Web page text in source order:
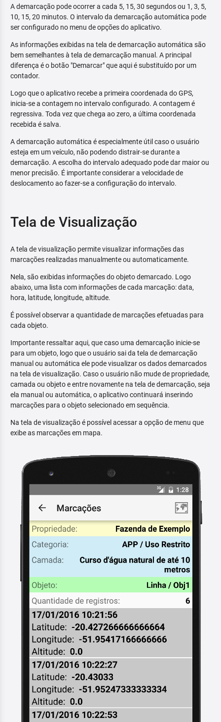
A demarcação pode ocorrer a cada 5, 15, 30 segundos ou 1, 3, 5,
10, 15, 20 minutos. O intervalo da demarcação automática pode
ser configurado no menu de opções do aplicativo.
As informações exibidas na tela de demarcação automática são
bem semelhantes à tela de demarcação manual. A principal
diferença é o botão "Demarcar" que aqui é substituído por um
contador.
Logo que o aplicativo recebe a primeira coordenada do GPS,
inicia-se a contagem no intervalo configurado. A contagem é
regressiva. Toda vez que chega ao zero, a última coordenada
recebida é salva.
A demarcação automática é especialmente útil caso o usuário
esteja em um veículo, não podendo distrair-se durante a
demarcação. A escolha do intervalo adequado pode dar maior ou
menor precisão. É importante considerar a velocidade de
deslocamento ao fazer-se a configuração do intervalo.
Tela de Visualização
A tela de visualização permite visualizar informações das
marcações realizadas manualmente ou automaticamente.
Nela, são exibidas informações do objeto demarcado. Logo
abaixo, uma lista com informações de cada marcação: data,
hora, latitude, longitude, altitude.
É possível observar a quantidade de marcações efetuadas para
cada objeto.
Importante ressaltar aqui, que caso uma demarcação inicie-se
para um objeto, logo que o usuário sai da tela de demarcação
manual ou automática ele pode visualizar os dados demarcados
na tela de visualização. Caso o usuário não mude de propriedade,
camada ou objeto e entre novamente na tela de demarcação, seja
ela manual ou automática, o aplicativo continuará inserindo
marcações para o objeto selecionado em sequência.
Na tela de visualização é possível acessar a opção de menu que
exibe as marcações em mapa.